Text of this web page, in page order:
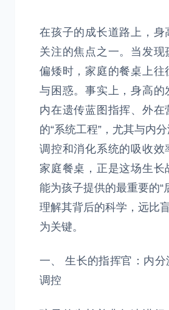
在孩子的成长道路上，身
关注的焦点之一。当发现
偏矮时，家庭的餐桌上往
与困惑。事实上，身高的
内在遗传蓝图指挥、外在
的“系统工程”，尤其与内
调控和消化系统的吸收效
家庭餐桌，正是这场生长
能为孩子提供的最重要的“
理解其背后的科学，远比
为关键。
一、 生长的指挥官：内
调控